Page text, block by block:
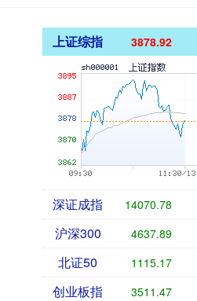
上证综指 3878.92
深证成指 14070.78
沪深300 4637.89
北证50 1115.17
创业板指 3511.47